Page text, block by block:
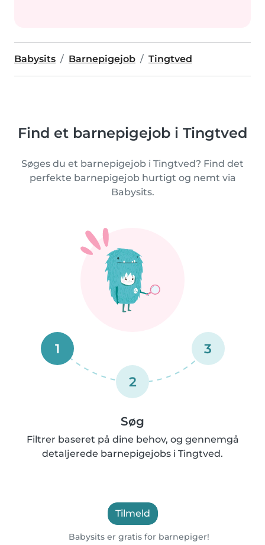
Babysits Barnepigejob Tingtved
Find et barnepigejob i Tingtved
Søges du et barnepigejob i Tingtved? Find det
perfekte barnepigejob hurtigt og nemt via
Babysits.
1
2
3
Søg
Filtrer baseret på dine behov, og gennemgå
detaljerede barnepigejobs i Tingtved.
Tilmeld
Babysits er gratis for barnepiger!